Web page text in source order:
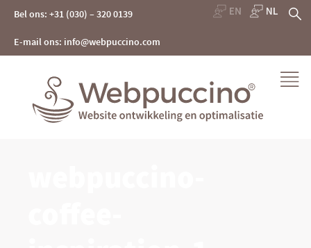
content
Bel ons: +31 (030) – 320 0139
E-mail ons: info@webpuccino.com